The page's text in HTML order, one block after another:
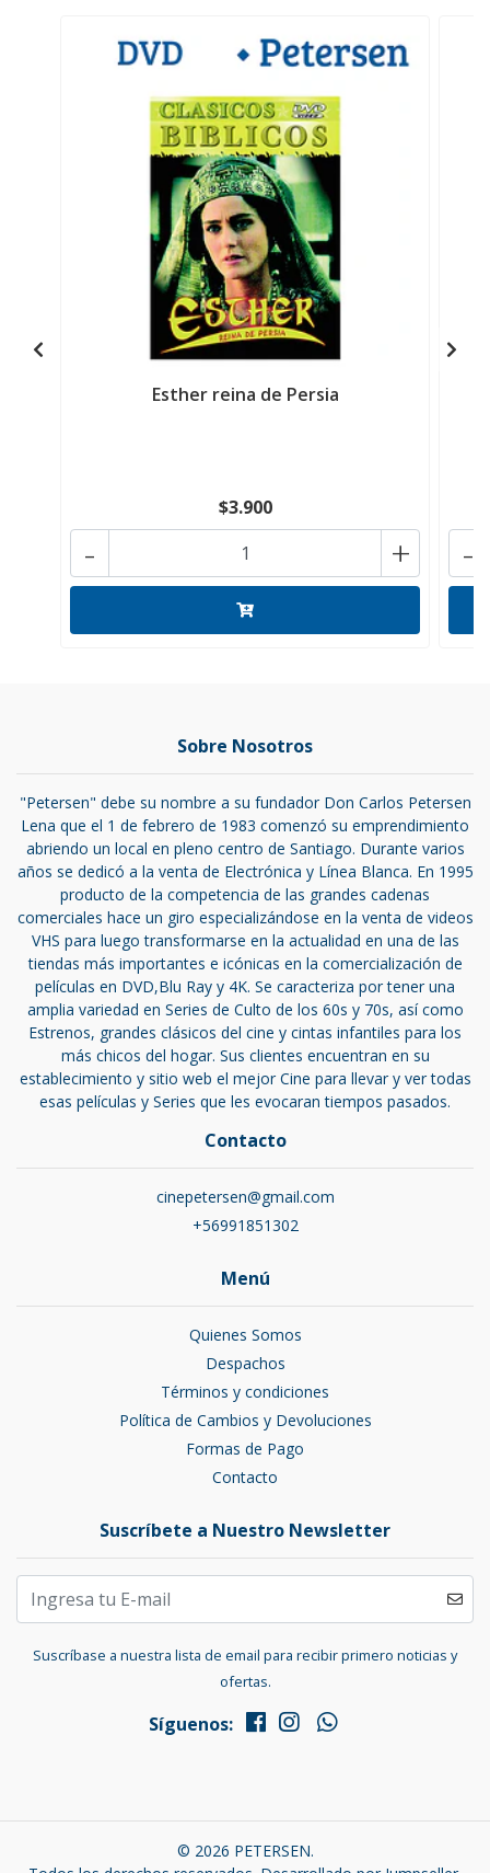
Esther reina de Persia
$3.900
+
- -
Sobre Nosotros
"Petersen" debe su nombre a su fundador Don Carlos Petersen
Lena que el 1 de febrero de 1983 comenzó su emprendimiento
abriendo un local en pleno centro de Santiago. Durante varios
años se dedicó a la venta de Electrónica y Línea Blanca. En 1995
producto de la competencia de las grandes cadenas
comerciales hace un giro especializándose en la venta de videos
VHS para luego transformarse en la actualidad en una de las
tiendas más importantes e icónicas en la comercialización de
películas en DVD,Blu Ray y 4K. Se caracteriza por tener una
amplia variedad en Series de Culto de los 60s y 70s, así como
Estrenos, grandes clásicos del cine y cintas infantiles para los
más chicos del hogar. Sus clientes encuentran en su
establecimiento y sitio web el mejor Cine para llevar y ver todas
esas películas y Series que les evocaran tiempos pasados.
Contacto
cinepetersen@gmail.com
+56991851302
Menú
Quienes Somos
Despachos
Términos y condiciones
Política de Cambios y Devoluciones
Formas de Pago
Contacto
Suscríbete a Nuestro Newsletter
Suscríbase a nuestra lista de email para recibir primero noticias y
ofertas.
Síguenos:
© 2026 PETERSEN.